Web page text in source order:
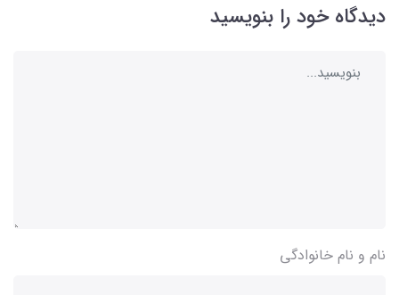
دیدگاه خود را بنویسید
نام و نام خانوادگی